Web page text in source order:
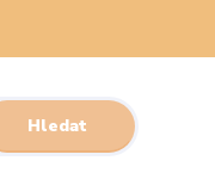
Hledat